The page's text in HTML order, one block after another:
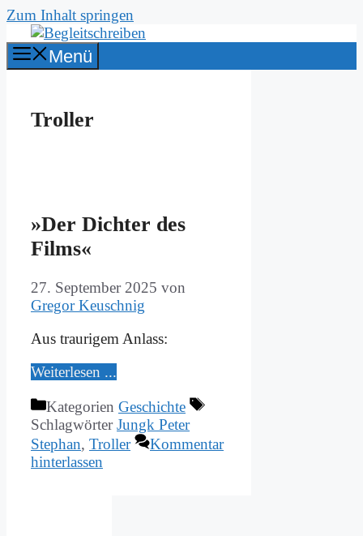
Zum Inhalt springen
Menü
Troller
»Der Dich­ter des
Films«
27. September 2025 von
Gregor Keuschnig
Aus trau­ri­gem An­lass:
Wei­ter­le­sen ...
Kategorien Geschichte
SchlagwörterJungk Peter
Stephan, Troller
Kommentar
hinterlassen